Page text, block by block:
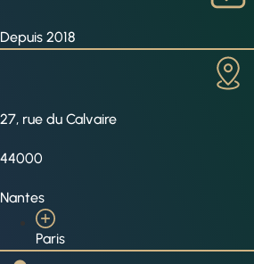
Depuis 2018
27, rue du Calvaire
44000
Nantes
Paris